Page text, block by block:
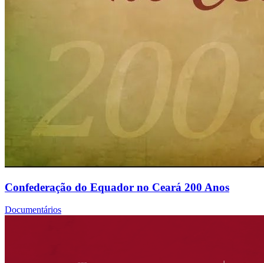
Confederação do Equador no Ceará 200 Anos
Documentários